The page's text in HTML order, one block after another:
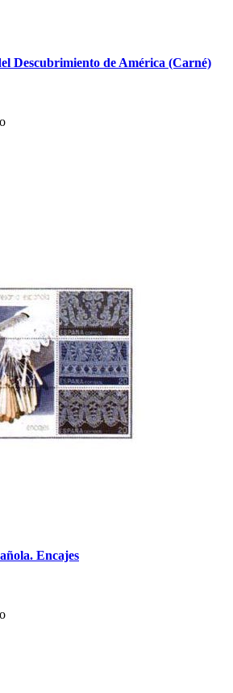
Descubrimiento de América (Carné)
Encajes